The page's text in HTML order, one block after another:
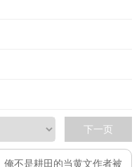
下一页
俺不是耕田的当黄文作者被